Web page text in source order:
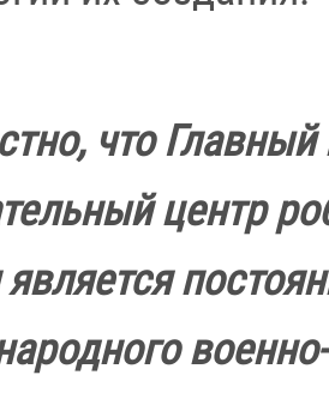
что
центр